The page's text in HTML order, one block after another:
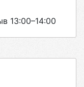
13:00–14:00